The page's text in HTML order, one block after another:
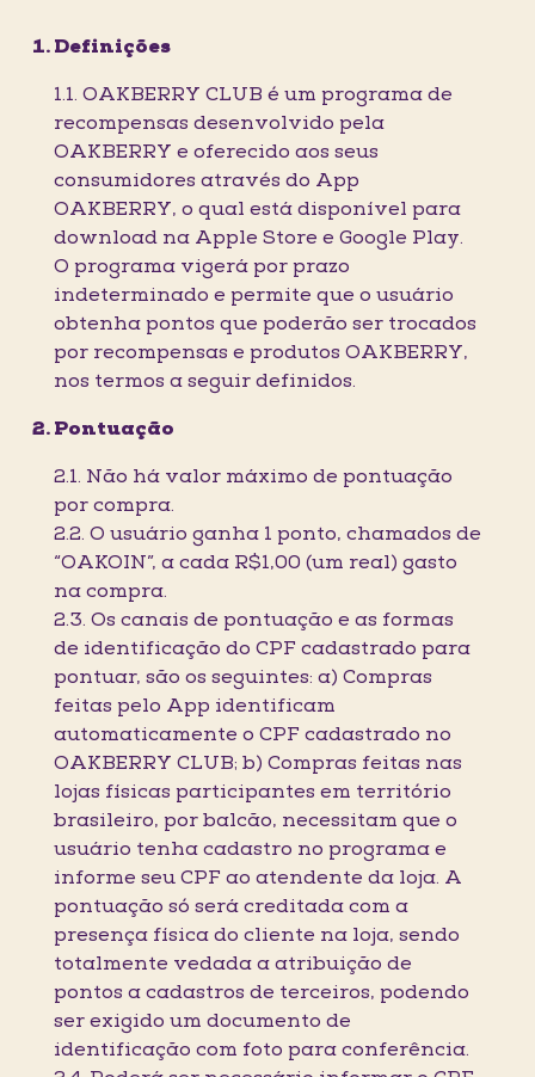
Definições
1.1. OAKBERRY CLUB é um programa de
recompensas desenvolvido pela
OAKBERRY e oferecido aos seus
consumidores através do App
OAKBERRY, o qual está disponível para
download na Apple Store e Google Play.
O programa vigerá por prazo
indeterminado e permite que o usuário
obtenha pontos que poderão ser trocados
por recompensas e produtos OAKBERRY,
nos termos a seguir definidos.
Pontuação
2.1. Não há valor máximo de pontuação
por compra.
2.2. O usuário ganha 1 ponto, chamados de
“OAKOIN”, a cada R$1,00 (um real) gasto
na compra.
2.3. Os canais de pontuação e as formas
de identificação do CPF cadastrado para
pontuar, são os seguintes: a) Compras
feitas pelo App identificam
automaticamente o CPF cadastrado no
OAKBERRY CLUB; b) Compras feitas nas
lojas físicas participantes em território
brasileiro, por balcão, necessitam que o
usuário tenha cadastro no programa e
informe seu CPF ao atendente da loja. A
pontuação só será creditada com a
presença física do cliente na loja, sendo
totalmente vedada a atribuição de
pontos a cadastros de terceiros, podendo
ser exigido um documento de
identificação com foto para conferência.